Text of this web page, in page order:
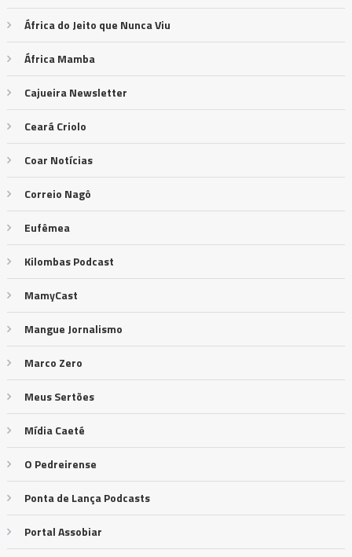
África do Jeito que Nunca Viu
África Mamba
Cajueira Newsletter
Ceará Criolo
Coar Notícias
Correio Nagô
Eufêmea
Kilombas Podcast
MamyCast
Mangue Jornalismo
Marco Zero
Meus Sertões
Mídia Caeté
O Pedreirense
Ponta de Lança Podcasts
Portal Assobiar